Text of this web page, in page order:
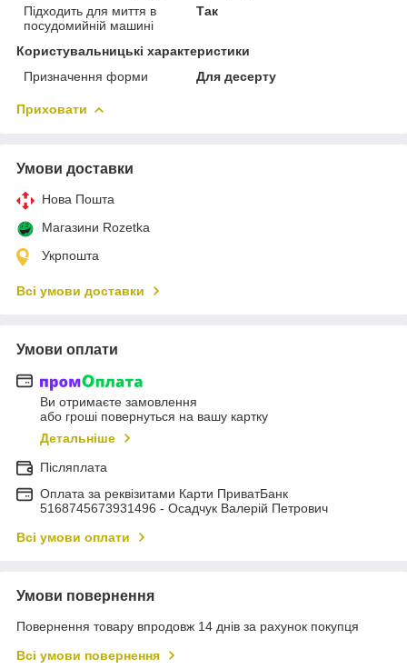
Підходить для миття в
посудомийній машині
Так
Користувальницькі характеристики
Призначення форми
Для десерту
Приховати
Умови доставки
Нова Пошта
Магазини Rozetka
Укрпошта
Всі умови доставки
Умови оплати
Ви отримаєте замовлення
або гроші повернуться на вашу картку
Детальніше
Післяплата
Оплата за реквізитами Карти ПриватБанк
5168745673931496 - Осадчук Валерій Петрович
Всі умови оплати
Умови повернення
Повернення товару впродовж 14 днів за рахунок покупця
Всі умови повернення